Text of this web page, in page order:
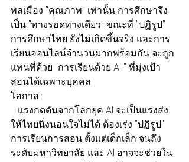
พลเมือง "คุณภาพ" เท่านั้น การศึกษาจึง
เป็น "ทางรอดทางเดียว" ขณะที่ "ปฏิรูป"
การศึกษาไทย ยังไม่เกิดขึ้นจริง และการ
เรียนออนไลน์จำนวนมากพร้อมกัน จะถูก
แทนที่ด้วย "การเรียนด้วย AI " ที่มุ่งเป้า
สอนได้เฉพาะบุคคล
โอกาส :
แรงกดดันจากโลกยุค AI จะเป็นแรงส่ง
ให้ไทยนิ่งนอนใจไม่ได้ ต้องเร่ง "ปฏิรูป"
การเรียนการสอน ตั้งแต่เด็กเล็ก จนถึง
ระดับมหาวิทยาลัย และ AI อาจจะช่วยใน